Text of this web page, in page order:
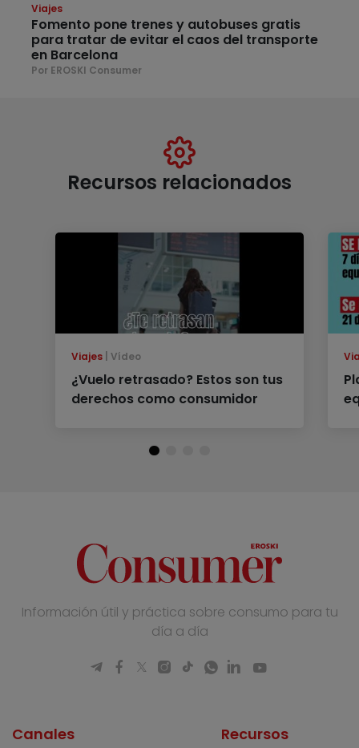
Viajes
Fomento pone trenes y autobuses gratis
para tratar de evitar el caos del transporte
en Barcelona
Por EROSKI Consumer
Recursos relacionados
Viajes Vídeo
¿Vuelo retrasado? Estos son tus
derechos como consumidor
Información útil y práctica sobre consumo para tu
día a día
Canales Recursos